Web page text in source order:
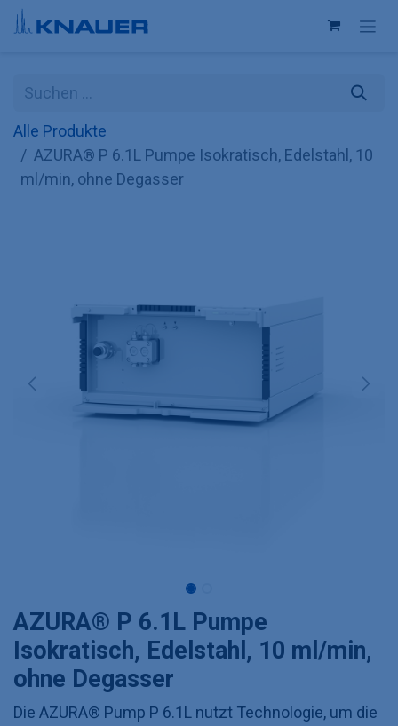
Zum Inhalt springen
Alle Produkte
AZURA® P 6.1L Pumpe Isokratisch, Edelstahl, 10
ml/min, ohne Degasser
AZURA® P 6.1L Pumpe
Isokratisch, Edelstahl, 10 ml/min,
ohne Degasser
Die AZURA® Pump P 6.1L nutzt Technologie, um die